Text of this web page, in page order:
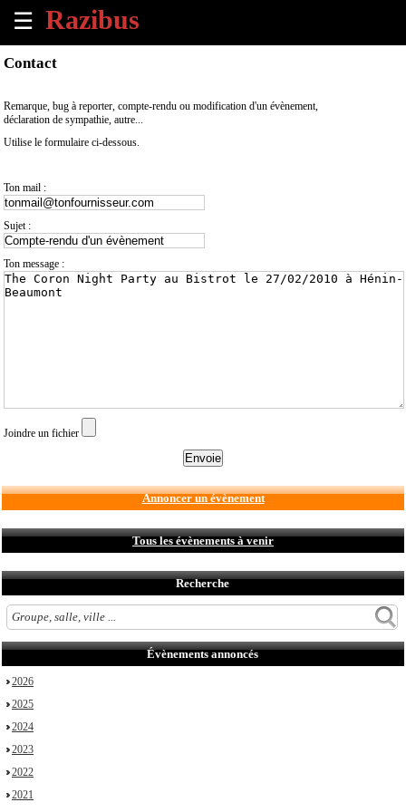
☰
×
les
venir
Annoncer
évènement
Contact
Remarque, bug à reporter, compte-rendu ou modification d'un évènement,
déclaration de sympathie, autre...
Utilise le formulaire ci-dessous.
Ton mail :
Sujet :
Ton message :
Joindre un fichier
Annoncer un évènement
Tous les évènements à venir
Recherche
Évènements annoncés
2026
2025
2024
2023
2022
2021